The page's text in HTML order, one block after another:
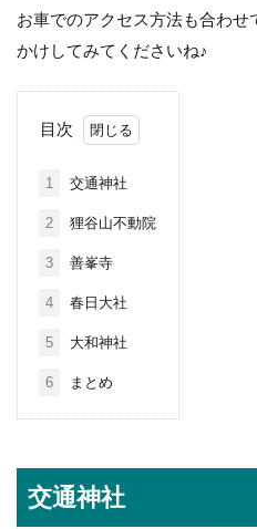
お車でのアクセス方法も合わせ
かけしてみてくださいね♪
目次
1 交通神社
2 狸谷山不動院
3 善峯寺
4 春日大社
5 大和神社
6 まとめ
交通神社